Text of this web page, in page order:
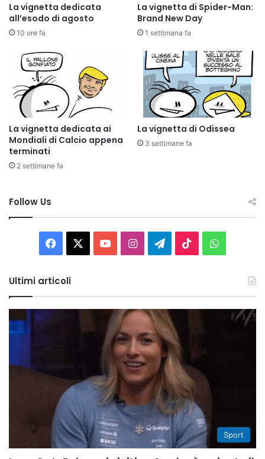
La vignetta dedicata
all’esodo di agosto
10 ore fa
La vignetta di Spider-Man:
Brand New Day
1 settimana fa
La vignetta dedicata ai
Mondiali di Calcio appena
terminati
2 settimane fa
La vignetta di Odissea
3 settimane fa
Follow Us
Facebook You InstagramTelegram
TikTok
Ultimi articoli
Sport